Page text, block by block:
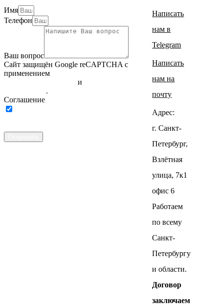
Имя
Телефон
Ваш вопрос
Сайт защищён Google reCAPTCHA с
применением
и
.
Соглашение
Написать
нам в
Telegram
Написать
нам на
почту
Адрес:
г. Санкт-
Петербург,
Взлётная
улица, 7к1
офис 6
Работаем
по всему
Санкт-
Петербургу
и области.
Договор
заключаем